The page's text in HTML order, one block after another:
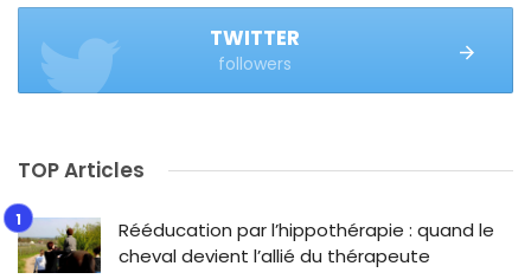
TWITTER
followers
TOP Articles
Rééducation par l’hippothérapie : quand le
cheval devient l’allié du thérapeute